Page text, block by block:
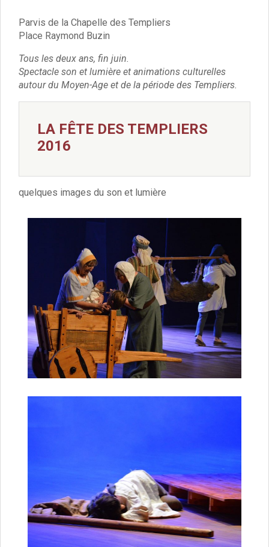
Cimetière/réglementation funéraire
Services en ligne
Licences boissons
Inscriptions sur les listes électorales
Cadastre
Plan Local d’Urbanisme intercommunal
Budgets
Budget de Fonctionnement
Conseils municipaux
Règlement du conseil municipal
Délibérations 2025
Délibérations 2023
Délibérations 2022
Délibérations 2021
Délibérations 2020
Délibérations 2019
Délibérations 2018
Délibérations 2017
Délibérations 2016
Délibérations 2015
Délibérations 2014
Agenda réunions publiques
Marchés publics
Toutes les actualités
Vie quotidienne
Enfance et jeunesse
Parvis de la Chapelle des Templiers
Place Raymond Buzin
Tous les deux ans, fin juin.
Spectacle son et lumière et animations culturelles
autour du Moyen-Age et de la période des Templiers.
LA FÊTE DES TEMPLIERS
2016
quelques images du son et lumière